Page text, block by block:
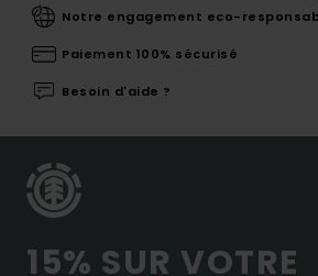
Notre engagement eco-
Paiement 100% sécurisé
Besoin d'aide ?
15% SUR VOTRE